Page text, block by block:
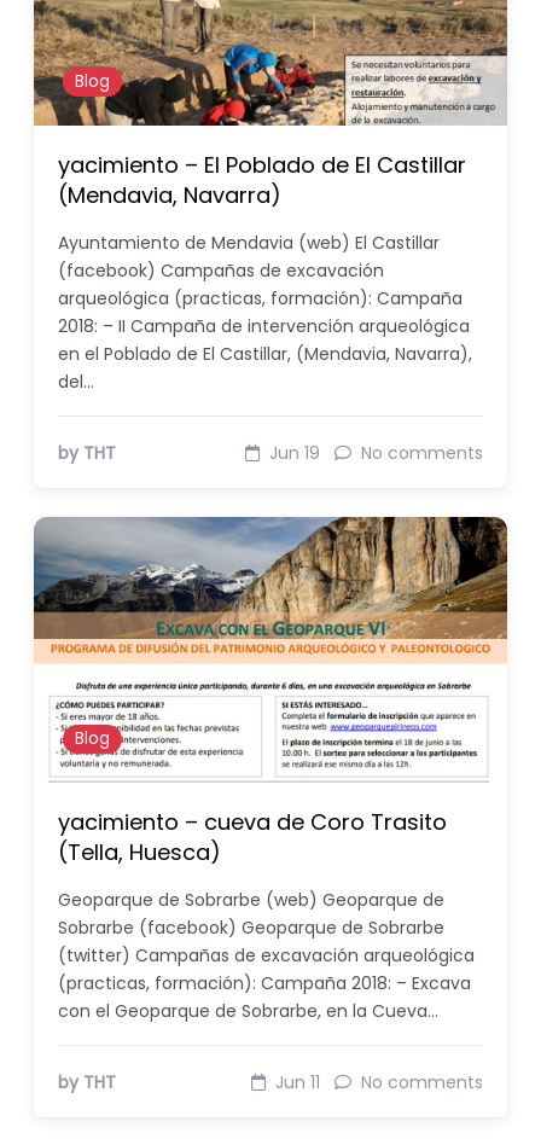
Blog
yacimiento – El Poblado de El Castillar
(Mendavia, Navarra)
Ayuntamiento de Mendavia (web) El Castillar
(facebook) Campañas de excavación
arqueológica (practicas, formación): Campaña
2018: – II Campaña de intervención arqueológica
en el Poblado de El Castillar, (Mendavia, Navarra),
del…
by THT Jun 19 No comments
Blog
yacimiento – cueva de Coro Trasito
(Tella, Huesca)
Geoparque de Sobrarbe (web) Geoparque de
Sobrarbe (facebook) Geoparque de Sobrarbe
(twitter) Campañas de excavación arqueológica
(practicas, formación): Campaña 2018: – Excava
con el Geoparque de Sobrarbe, en la Cueva…
by THT Jun 11 No comments